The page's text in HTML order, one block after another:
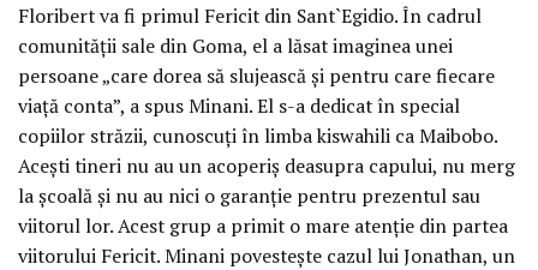
Floribert va fi primul Fericit din Sant`Egidio. În cadrul
comunității sale din Goma, el a lăsat imaginea unei
persoane „care dorea să slujească și pentru care fiecare
viață conta”, a spus Minani. El s-a dedicat în special
copiilor străzii, cunoscuți în limba kiswahili ca Maibobo.
Acești tineri nu au un acoperiș deasupra capului, nu merg
la școală și nu au nici o garanție pentru prezentul sau
viitorul lor. Acest grup a primit o mare atenție din partea
viitorului Fericit. Minani povestește cazul lui Jonathan, un